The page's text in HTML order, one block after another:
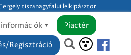
tiszanagyfalui lelkipásztor
Piactér
Regisztráció